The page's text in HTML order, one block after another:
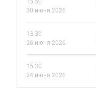
15.50
30 июня 2026
13.30
26 июня 2026
15.30
24 июня 2026